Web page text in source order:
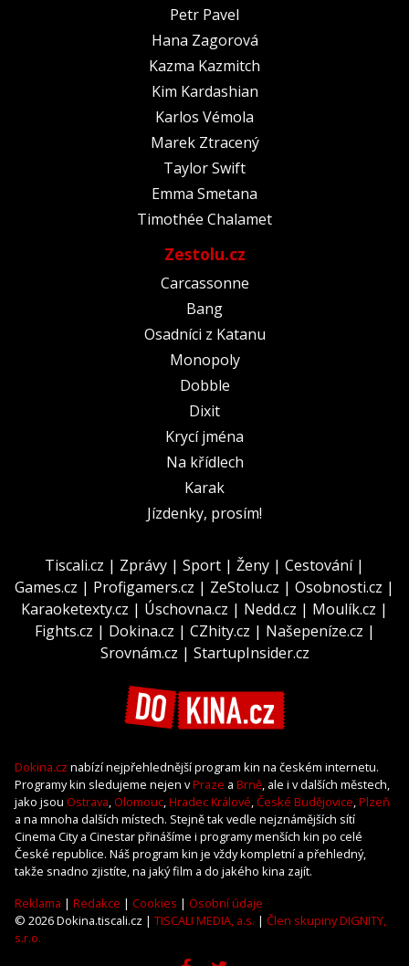
Petr Pavel
Hana Zagorová
Kazma Kazmitch
Kim Kardashian
Karlos Vémola
Marek Ztracený
Taylor Swift
Emma Smetana
Timothée Chalamet
Zestolu.cz
Carcassonne
Bang
Osadníci z Katanu
Monopoly
Dobble
Dixit
Krycí jména
Na křídlech
Karak
Jízdenky, prosím!
Tiscali.cz | Zprávy | Sport | Ženy | Cestování|
Games.cz | Profigamers.cz | ZeStolu.cz | Osobnosti.cz |
Karaoketexty.cz | Úschovna.cz | Nedd.cz | Moulík.cz |
Fights.cz | Dokina.cz | CZhity.cz | Našepeníze.cz |
Srovnám.cz | StartupInsider.cz
Dokina.cz nabízí nejpřehlednější program kin na českém internetu.
Programy kin sledujeme nejen vPraze a Brně, ale i v dalších městech,
jako jsou Ostrava, Olomouc,Hradec Králové,České Budějovice,Plzeň
a na mnoha dalších místech. Stejně tak vedle nejznámějších sítí
Cinema City a Cinestar přinášíme i programy menších kin po celé
České republice. Náš program kin je vždy kompletní a přehledný,
takže snadno zjistíte, na jaký film a do jakého kina zajít.
Reklama | Redakce | Cookies | Osobní údaje
© 2026 Dokina.tiscali.cz | TISCALI MEDIA, a.s. | Člen skupiny DIGNITY,
s.r.o.